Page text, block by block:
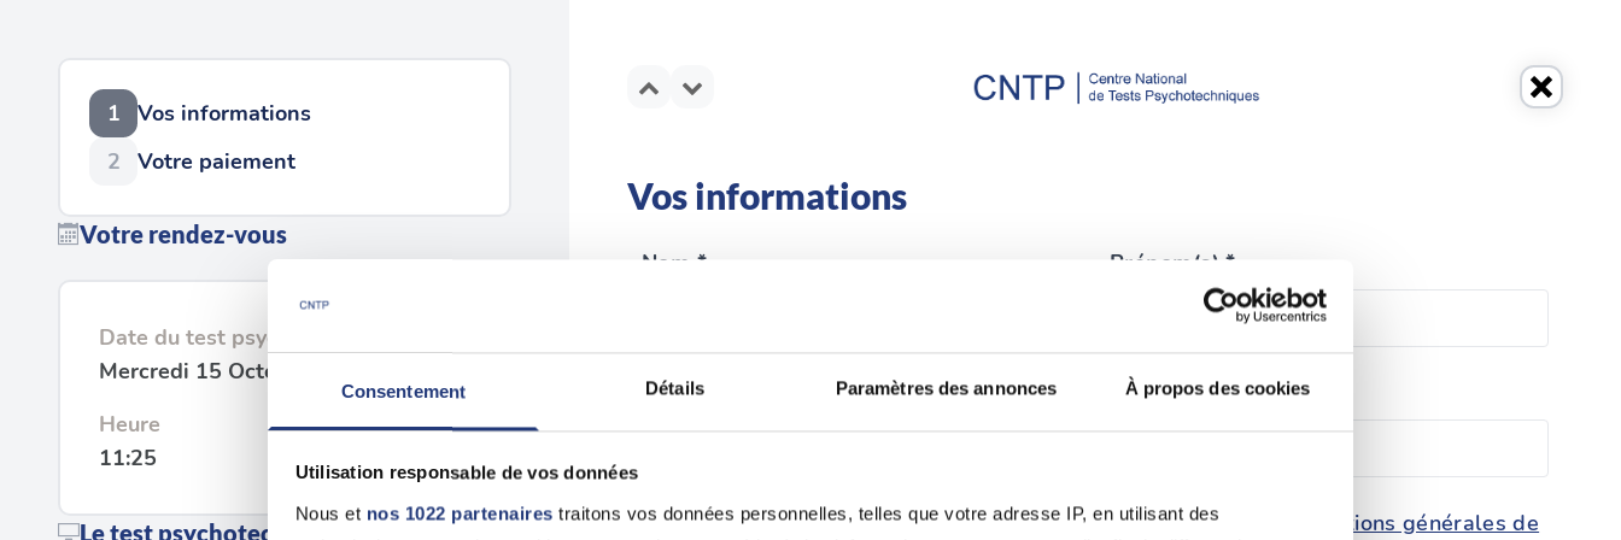
Consentement Détails Paramètres des annonces À propos des cookies
Utilisation responsable de vos données
Nous et nos 1022 partenaires traitons vos données personnelles, telles que votre adresse IP, en utilisant des
1
Vos informations
2
Votre paiement
Votre rendez-vous
Date du test psychotechnique
Mercredi 15 Octobre 2025
Heure
11:25
Le test psychotechnique
Vos informations
Nom * Prénom(s) *
Email * Téléphone *
En validant ce formulaire, j'accepte la politique de protection des données et les
conditions générales de